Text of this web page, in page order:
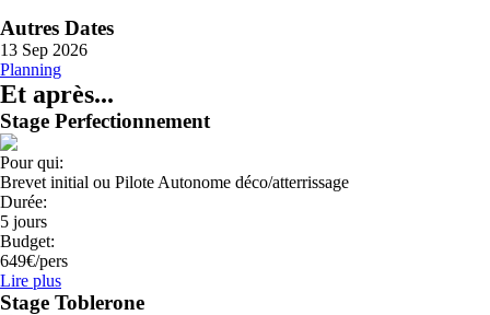
Autres Dates
13 Sep 2026
Planning
Et après...
Stage Perfectionnement
Pour qui:
Brevet initial ou Pilote Autonome déco/atterrissage
Durée:
5 jours
Budget:
649€/pers
Lire plus
Stage Toblerone